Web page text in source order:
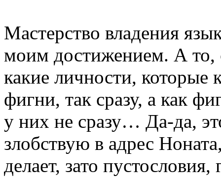
Мастерство владения
моим достижением. А то,
какие личности, которые
фигни, так сразу, а как
у них не сразу… Да-да,
злобствую в адрес
делает, зато